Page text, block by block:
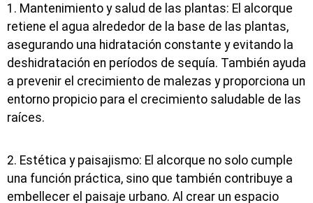
1. Mantenimiento y salud de las plantas: El alcorque
retiene el agua alrededor de la base de las plantas,
asegurando una hidratación constante y evitando la
deshidratación en períodos de sequía. También ayuda
a prevenir el crecimiento de malezas y proporciona un
entorno propicio para el crecimiento saludable de las
raíces.
2. Estética y paisajismo: El alcorque no solo cumple
una función práctica, sino que también contribuye a
embellecer el paisaje urbano. Al crear un espacio